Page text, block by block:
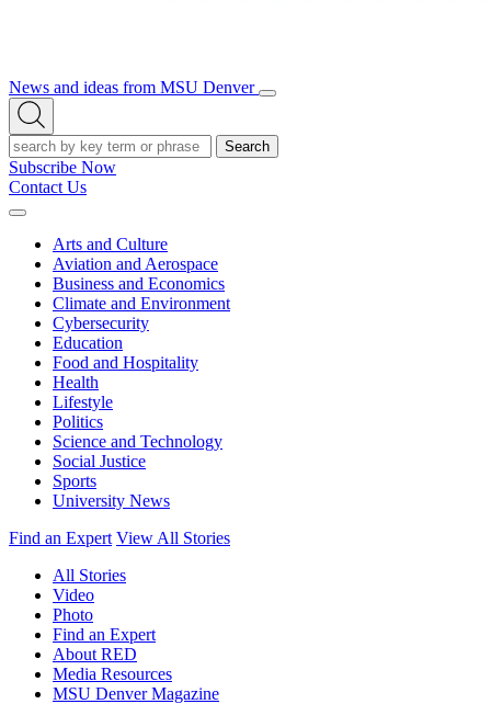
News and ideas from MSU Denver
Open/Close
Open
Search
Search
Subscribe Now
Contact Us
Expand
Arts and Culture
Aviation and Aerospace
Business and Economics
Climate and Environment
Cybersecurity
Education
Food and Hospitality
Health
Lifestyle
Politics
Science and Technology
Social Justice
Sports
University News
Find an Expert View All Stories
All Stories
Video
Photo
Find an Expert
About RED
Media Resources
MSU Denver Magazine